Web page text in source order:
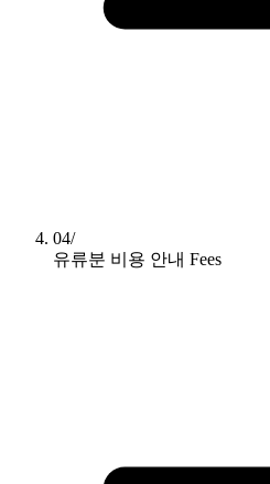
04/
유류분 비용 안내 Fees